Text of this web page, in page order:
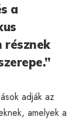
a
résznek
adják az
amelyek a